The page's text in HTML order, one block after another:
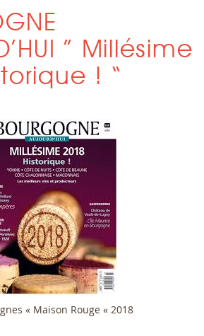
” Millésime
! “
« Maison Rouge « 2018